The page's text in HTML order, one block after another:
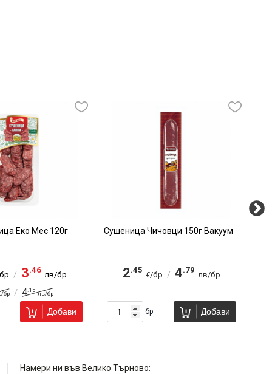
Еко Мес 120г
/ 3.46
лв/бр
бр / 4 .15
лв/бр
Добави
Сушеница Чичовци 150г Вакуум
2.45
€/бр / 4.79
лв/бр
бр Добави
Намери ни във Велико Търново: